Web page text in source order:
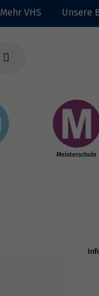
Mehr VHS Unsere
Meisterschule